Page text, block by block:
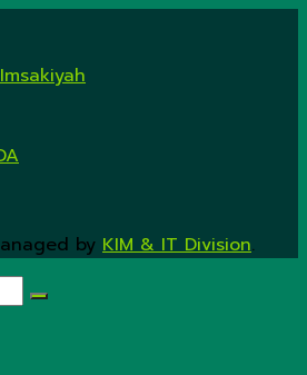
by KIM & IT Division.